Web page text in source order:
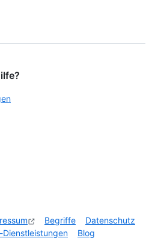
Begriffe
Datenschutz
Dienstleistungen Blog